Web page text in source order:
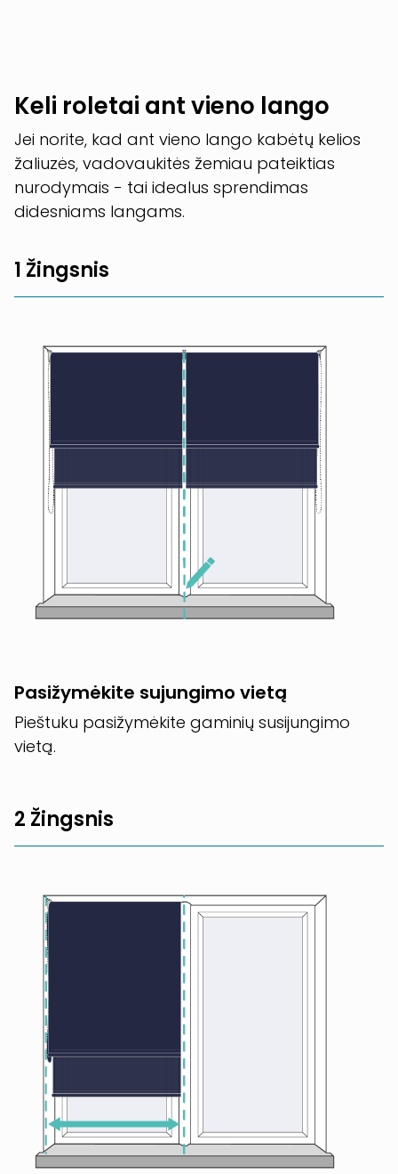
Keli roletai ant vieno lango
Jei norite, kad ant vieno lango kabėtų kelios
žaliuzės, vadovaukitės žemiau pateiktias
nurodymais - tai idealus sprendimas
didesniams langams.
1 Žingsnis
Pasižymėkite sujungimo vietą
Pieštuku pasižymėkite gaminių susijungimo
vietą.
2 Žingsnis